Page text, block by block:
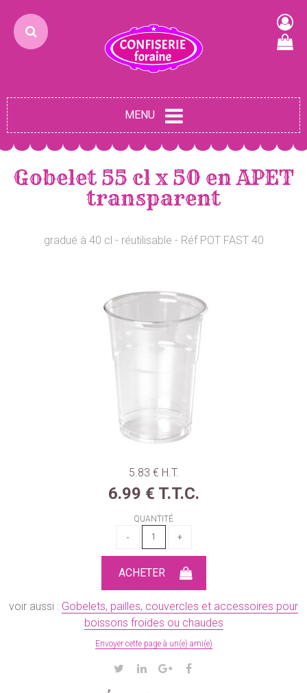
MENU
Gobelet 55 cl x 50 en APET
transparent
gradué à 40 cl - réutilisable - Réf POT FAST 40
5.83 € H.T.
6.99 € T.T.C.
QUANTITÉ
voir aussi : Gobelets, pailles, couvercles et accessoires pour
boissons froides ou chaudes
Envoyer cette page à un(e) ami(e)